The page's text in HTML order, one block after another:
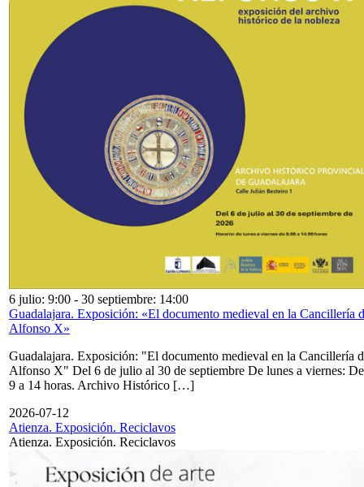
6 julio: 9:00 - 30 septiembre: 14:00
Guadalajara. Exposición: «El documento medieval en la Cancillería
Alfonso X»
Guadalajara. Exposición: "El documento medieval en la Cancillería
Alfonso X" Del 6 de julio al 30 de septiembre De lunes a viernes: De
9 a 14 horas. Archivo Histórico […]
2026-07-12
Atienza. Exposición. Reciclavos
Atienza. Exposición. Reciclavos